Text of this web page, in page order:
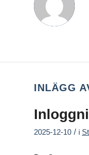
INLÄGG
2025-12-10 / i